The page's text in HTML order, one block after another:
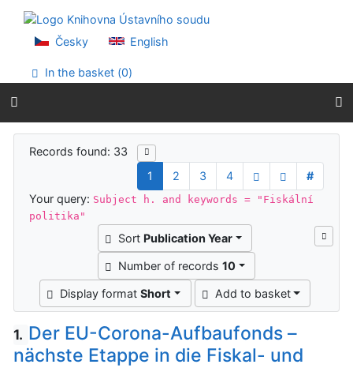
Go to menu
Accessibility declaration
Česky English
In the basket (0)
Search results
Records found: 33
1
2 3 4
#
Your query: Subject h. and keywords = "Fiskální
politika"
Sort Publication Year
Number of records 10
Display formatShort Add to basket
1. Der EU-Corona-Aufbaufonds –
nächste Etappe in die Fiskal- und